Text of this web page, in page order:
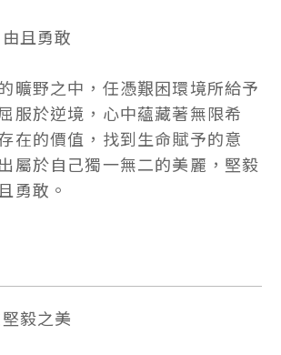
且勇敢
曠野之中，任憑艱困環境所給予
服於逆境，心中蘊藏著無限希
在的價值，找到生命賦予的意
屬於自己獨一無二的美麗，堅毅
勇敢。
毅之美